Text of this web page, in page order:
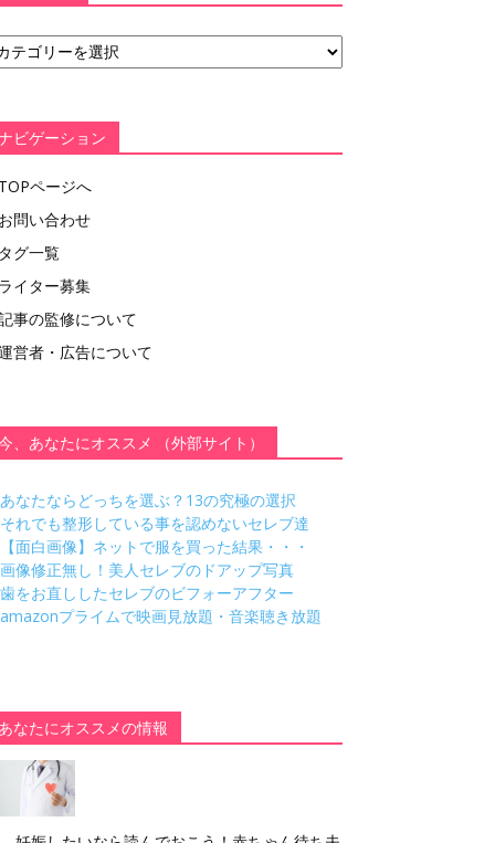
ビゲーション
TOPページへ
お問い合わせ
タグ一覧
ライター募集
事の監修について
営者・広告について
、あなたにオススメ （外部サイト）
あなたならどっちを選ぶ？13の究極の選択
それでも整形している事を認めないセレブ達
【面白画像】ネットで服を買った結果・・・
画像修正無し！美人セレブのドアップ写真
歯をお直ししたセレブのビフォーアフター
amazonプライムで映画見放題・音楽聴き放題
あなたにオススメの情報